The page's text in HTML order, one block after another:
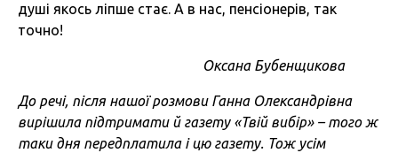
душі якось ліпше стає. А в нас, пенсіонерів, так
точно!
Оксана Бубенщикова
До речі, після нашої розмови Ганна Олександрівна
вирішила підтримати й газету «Твій вибір» – того ж
таки дня передплатила і цю газету. Тож усім